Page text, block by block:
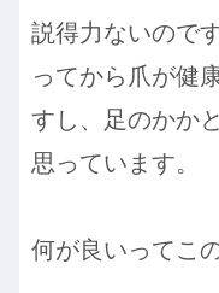
説得力ないので
ってから爪が健
すし、足のかか
思っています。
何が良いってこ